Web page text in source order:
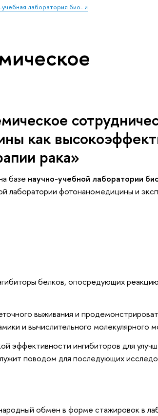
лаборатория био- и
как
рака»
базе научно-учебной лаборатории
фотонаномедицины и
белков, опосредующих
выживания и
и вычислительного молекулярного
эффективности ингибиторов для
поводом для последующих
обмен в форме стажировок в